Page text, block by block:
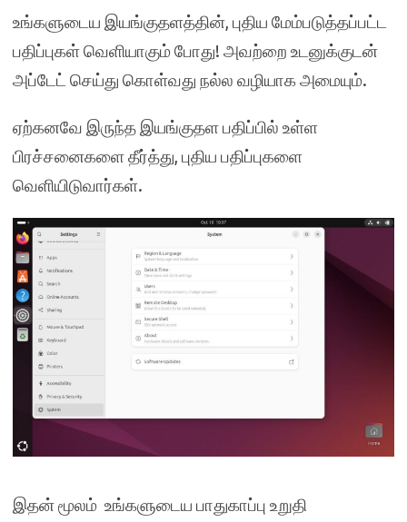
உங்களுடைய இயங்குதளத்தின், புதிய மேம்படுத்தப்பட்ட
பதிப்புகள் வெளியாகும் போது! அவற்றை உடனுக்குடன்
அப்டேட் செய்து கொள்வது நல்ல வழியாக அமையும்.
ஏற்கனவே இருந்த இயங்குதள பதிப்பில் உள்ள
பிரச்சனைகளை தீர்த்து, புதிய பதிப்புகளை
வெளியிடுவார்கள்.
இதன் மூலம் உங்களுடைய பாதுகாப்பு உறுதி